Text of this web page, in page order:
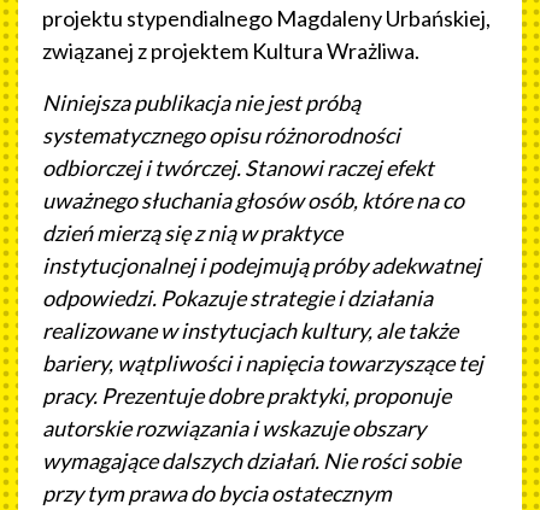
projektu stypendialnego Magdaleny Urbańskiej,
związanej z projektem Kultura Wrażliwa.
Niniejsza publikacja nie jest próbą
systematycznego opisu różnorodności
odbiorczej i twórczej. Stanowi raczej efekt
uważnego słuchania głosów osób, które na co
dzień mierzą się z nią w praktyce
instytucjonalnej i podejmują próby adekwatnej
odpowiedzi. Pokazuje strategie i działania
realizowane w instytucjach kultury, ale także
bariery, wątpliwości i napięcia towarzyszące tej
pracy. Prezentuje dobre praktyki, proponuje
autorskie rozwiązania i wskazuje obszary
wymagające dalszych działań. Nie rości sobie
przy tym prawa do bycia ostatecznym